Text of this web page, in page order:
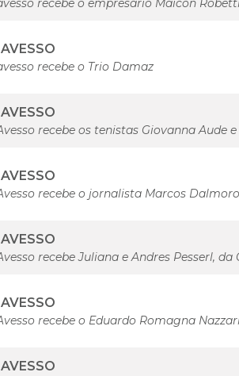
recebe o empresário Maicon
recebe o Trio Damaz
recebe os tenistas Giovanna Aude
recebe o jornalista Marcos Dalmoro
recebe Juliana e Andres Pesserl,
recebe o Eduardo Romagna